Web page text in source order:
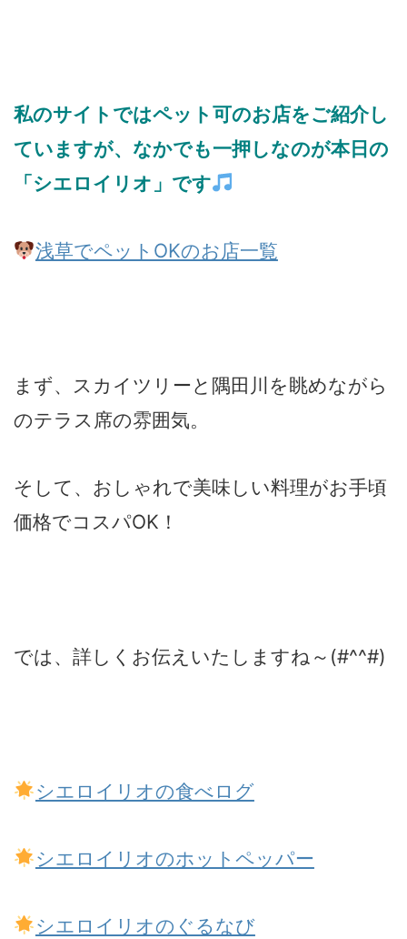
私のサイトではペット可のお店をご紹介し
ていますが、なかでも一押しなのが本日の
「シエロイリオ」です
浅草でペットOKのお店一覧
まず、スカイツリーと隅田川を眺めながら
のテラス席の雰囲気。
そして、おしゃれで美味しい料理がお手頃
価格でコスパOK！
では、詳しくお伝えいたしますね～(#^^#)
シエロイリオの食べログ
シエロイリオのホットペッパー
シエロイリオのぐるなび